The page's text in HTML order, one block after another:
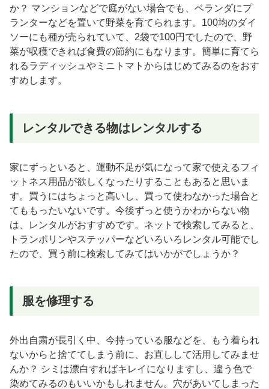
か？ マンションなどで庭がない場合でも、ベランダにプ
ランターなどを置いて野菜を育てられます。100均のダイ
ソーにも種が売られていて、2袋で100円でしたので、野
菜が収穫できれば食費の節約にもなります。簡単に育てら
れるラディッシュやミニトマトからはじめてみるのをおす
すめします。
レンタルできる物はレンタルする
家にずっといると、運動不足が気になって家で使えるフィ
ットネス用品が欲しくなったりすることもあると思いま
す。買うにはちょっと高いし、買って使わなかった場合と
てももったいないです。今後ずっと使うかわからない物
は、レンタルがおすすめです。ネットで検索してみると、
トランポリンやステッパーなどいろいろレンタル可能でし
たので、買う前に検索してみてはいかがでしょうか？
服を修理する
外出自粛が長引く中、今持っている服などを、もう着られ
ないからと捨ててしまう前に、お直しして活用してみませ
んか？ シミは漂白すればキレイになりますし、違う色で
染めてみるのもいいかもしれません。穴があいてしまった